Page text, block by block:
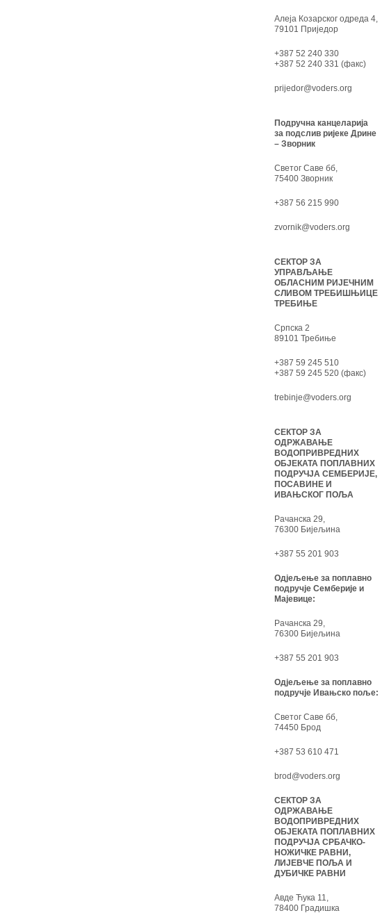
Алеја Козарског одреда 4,
79101 Приједор
+387 52 240 330
+387 52 240 331 (факс)
prijedor@voders.org
Подручна канцеларија
за подслив ријеке Дрине
– Зворник
Светог Саве бб,
75400 Зворник
+387 56 215 990
zvornik@voders.org
СЕКТОР ЗА
УПРАВЉАЊЕ
ОБЛАСНИМ РИЈЕЧНИМ
СЛИВОМ ТРЕБИШЊИЦЕ
ТРЕБИЊЕ
Српска 2
89101 Требиње
+387 59 245 510
+387 59 245 520 (факс)
trebinje@voders.org
СЕКТОР ЗА
ОДРЖАВАЊЕ
ВОДОПРИВРЕДНИХ
ОБЈЕКАТА ПОПЛАВНИХ
ПОДРУЧЈА СЕМБЕРИЈЕ,
ПОСАВИНЕ И
ИВАЊСКОГ ПОЉА
Рачанска 29,
76300 Бијељина
+387 55 201 903
Одјељење за поплавно
подручје Семберије и
Мајевице:
Рачанска 29,
76300 Бијељина
+387 55 201 903
Одјељење за поплавно
подручје Ивањско поље:
Светог Саве бб,
74450 Брод
+387 53 610 471
brod@voders.org
СЕКТОР ЗА
ОДРЖАВАЊЕ
ВОДОПРИВРЕДНИХ
ОБЈЕКАТА ПОПЛАВНИХ
ПОДРУЧЈА СРБАЧКО-
НОЖИЧКЕ РАВНИ,
ЛИЈЕВЧЕ ПОЉА И
ДУБИЧКЕ РАВНИ
Авде Ћука 11,
78400 Градишка